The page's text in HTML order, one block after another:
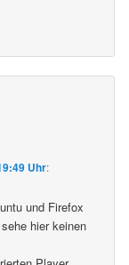
Uhr:
und Firefox
hier keinen